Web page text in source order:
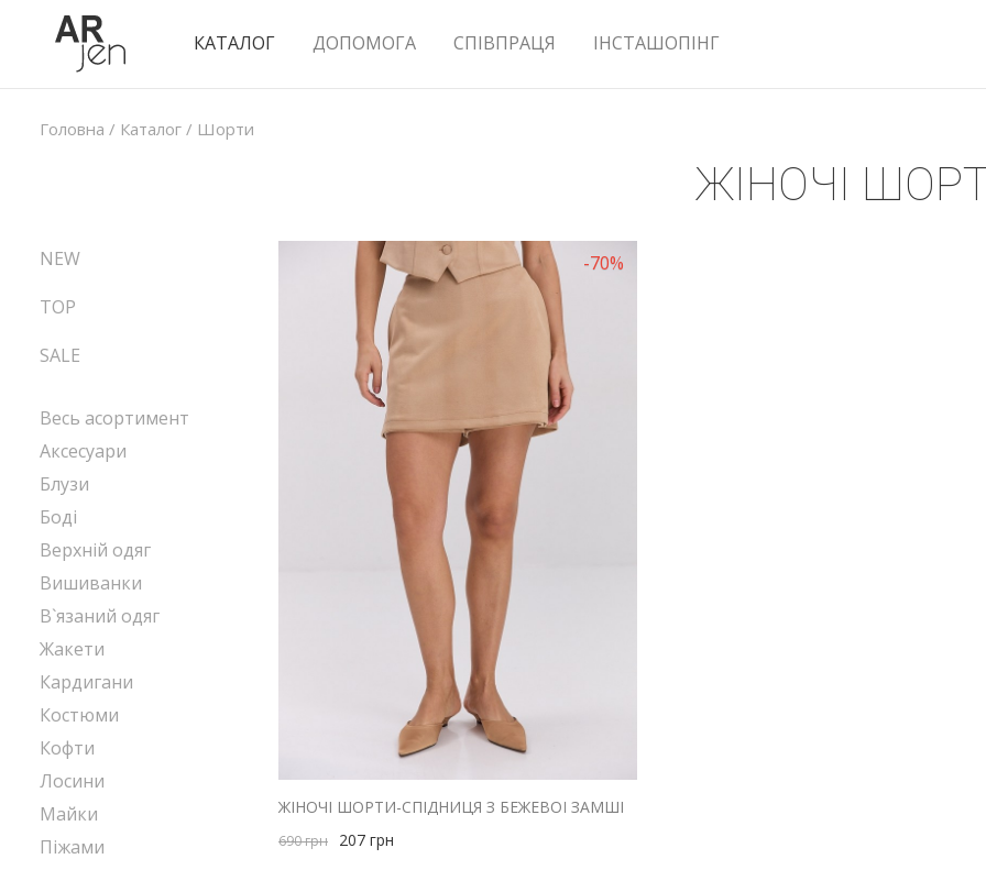
КАТАЛОГ ДОПОМОГА СПІВПРАЦЯ ІНСТАШОПІНГ
Головна / Каталог / Шорти
ЖІНОЧІ
-70%
ЖІНОЧІ ШОРТИ-СПІДНИЦЯ З БЕЖЕВОЇ ЗАМШІ
690грн 207 грн
NEW
TOP
SALE
Весь асортимент
Аксесуари
Блузи
Боді
Верхній одяг
Вишиванки
В`язаний одяг
Жакети
Кардигани
Костюми
Кофти
Лосини
Майки
Піжами